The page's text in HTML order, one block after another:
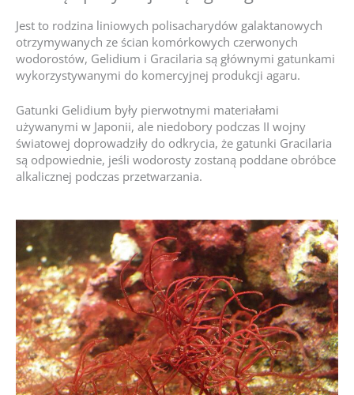
Jest to rodzina liniowych polisacharydów galaktanowych
otrzymywanych ze ścian komórkowych czerwonych
wodorostów, Gelidium i Gracilaria są głównymi gatunkami
wykorzystywanymi do komercyjnej produkcji agaru.
Gatunki Gelidium były pierwotnymi materiałami
używanymi w Japonii, ale niedobory podczas II wojny
światowej doprowadziły do odkrycia, że gatunki Gracilaria
są odpowiednie, jeśli wodorosty zostaną poddane obróbce
alkalicznej podczas przetwarzania.